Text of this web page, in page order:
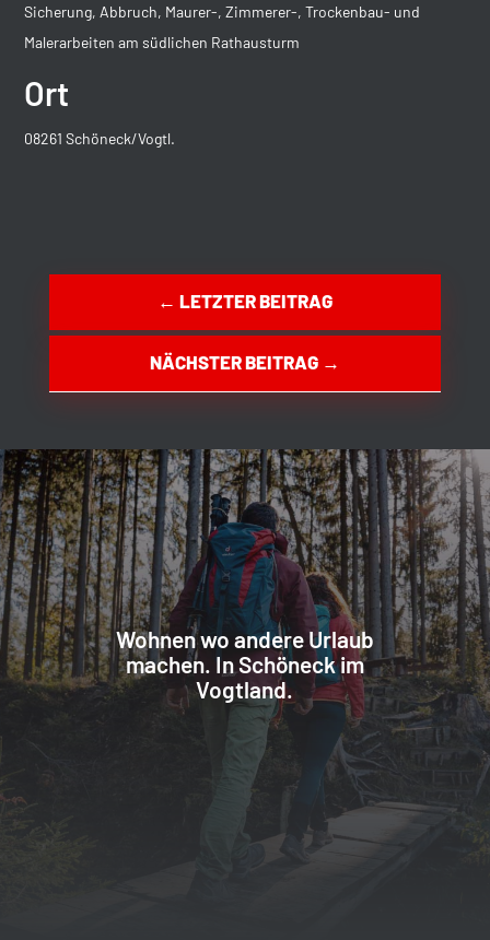
Sicherung, Abbruch, Maurer-, Zimmerer-, Trockenbau- und
Malerarbeiten am südlichen Rathausturm
Ort
08261 Schöneck/Vogtl.
← LETZTER BEITRAG
NÄCHSTER BEITRAG→
Wohnen wo andere Urlaub
machen. In Schöneck im
Vogtland.